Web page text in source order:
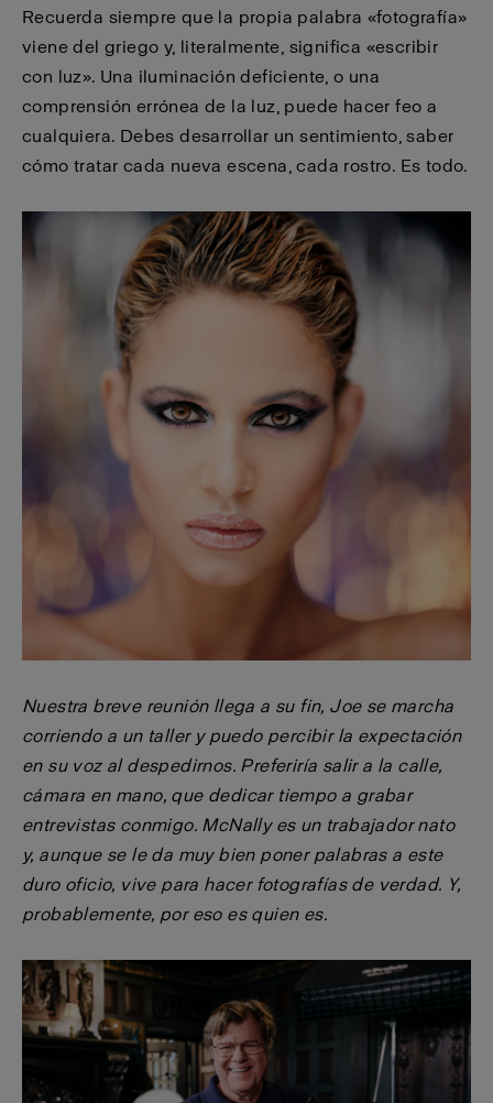
Recuerda siempre que la propia palabra «fotografía»
viene del griego y, literalmente, significa «escribir
con luz». Una iluminación deficiente, o una
comprensión errónea de la luz, puede hacer feo a
cualquiera. Debes desarrollar un sentimiento, saber
cómo tratar cada nueva escena, cada rostro. Es todo.
Nuestra breve reunión llega a su fin, Joe se marcha
corriendo a un taller y puedo percibir la expectación
en su voz al despedirnos. Preferiría salir a la calle,
cámara en mano, que dedicar tiempo a grabar
entrevistas conmigo. McNally es un trabajador nato
y, aunque se le da muy bien poner palabras a este
duro oficio, vive para hacer fotografías de verdad. Y,
probablemente, por eso es quien es.